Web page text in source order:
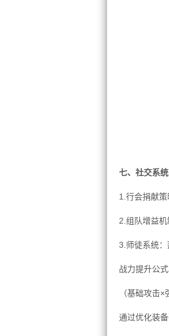
七、社交系
1.行会捐献
2.组队增益
3.师徒系统
战力提升公式
（基础攻击
通过优化装